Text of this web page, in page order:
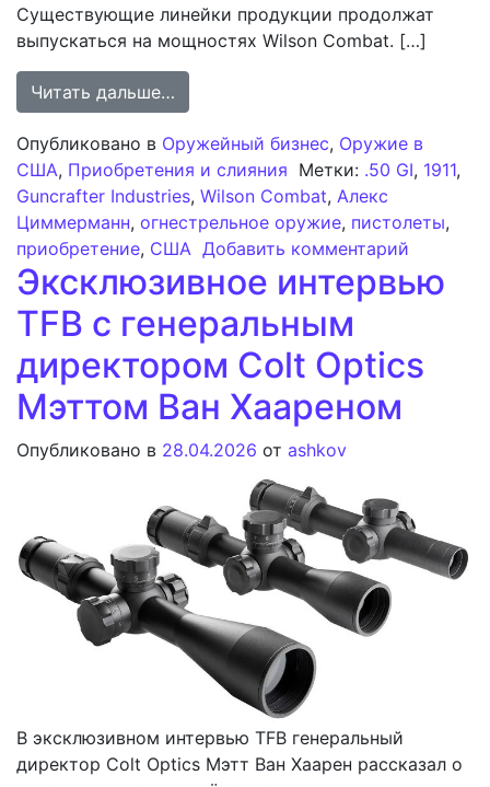
Существующие линейки продукции продолжат
выпускаться на мощностях Wilson Combat. […]
Читать дальше…
Опубликовано в Оружейный бизнес, Оружие в
США, Приобретения и слияния Метки: .50 GI, 1911,
Guncrafter Industries, Wilson Combat, Алекс
Циммерманн, огнестрельное оружие, пистолеты,
приобретение, США Добавить комментарий
Эксклюзивное интервью
TFB с генеральным
директором Colt Optics
Мэттом Ван Хаареном
Опубликовано в 28.04.2026 от ashkov
В эксклюзивном интервью TFB генеральный
директор Colt Optics Мэтт Ван Хаарен рассказал о